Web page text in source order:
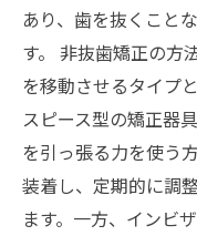
あり、歯を抜くこと
す。 非抜歯矯正の方
を移動させるタイプ
スピース型の矯正器
を引っ張る力を使う
装着し、定期的に調
ます。一方、インビ